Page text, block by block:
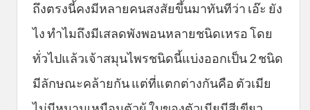
ถึงตรงนี้คงมีหลายคนสงสัยขึ้นมาทันทีว่า เอ๊ะ ยัง
ไง ทำไมถึงมีเสลดพังพอนหลายชนิดเหรอ โดย
ทั่วไปแล้วเจ้าสมุนไพรชนิดนี้แบ่งออกเป็น 2 ชนิด
มีลักษณะคล้ายกัน แต่ที่แตกต่างกันคือ ตัวเมีย